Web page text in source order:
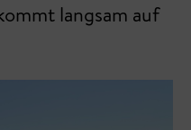
langsam auf